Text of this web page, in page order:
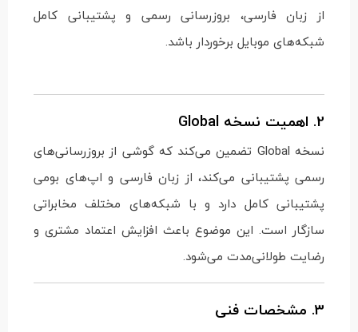
از زبان فارسی، بروزرسانی رسمی و پشتیبانی کامل
شبکه‌های موبایل برخوردار باشد.
2. اهمیت نسخه Global
نسخه Global تضمین می‌کند که گوشی از بروزرسانی‌های
رسمی پشتیبانی می‌کند، از زبان فارسی و اپ‌های بومی
پشتیبانی کامل دارد و با شبکه‌های مختلف مخابراتی
سازگار است. این موضوع باعث افزایش اعتماد مشتری و
رضایت طولانی‌مدت می‌شود.
3. مشخصات فنی